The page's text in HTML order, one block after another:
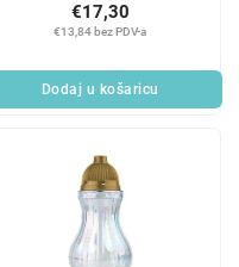
€13,84 bez PDV-a
€17,30
Dodaj u košaricu